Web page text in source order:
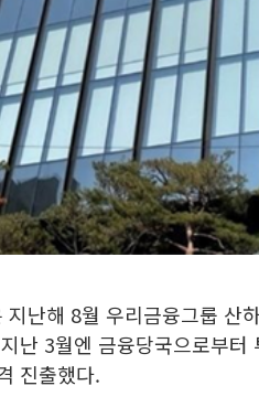
지난해 8월 우리금융그룹 산
난 3월엔 금융당국으로부터
진출했다.